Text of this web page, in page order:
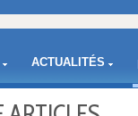
ACTUALITÉS